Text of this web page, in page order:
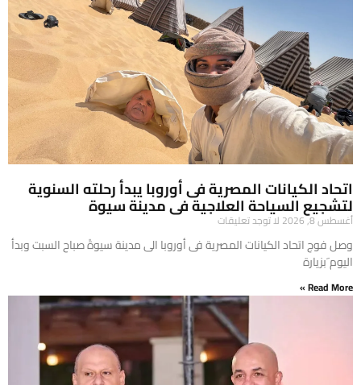
اتحاد الكيانات المصرية فى أوروبا يبدأ رحلته السنوية
لتشجيع السياحة العلاجية فى مدينة سيوة
أغسطس 8, 2026 لا توجد تعليقات
وصل فوج اتحاد الكيانات المصرية فى أوروبا الى مدينة سيوةً صباح السبت وبدأ
اليوم َبزيارة
Read More »